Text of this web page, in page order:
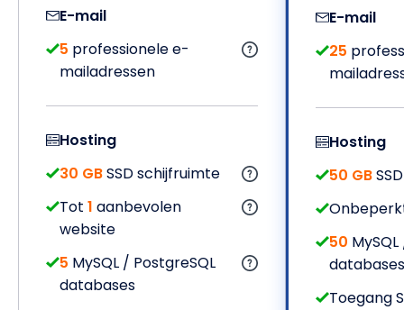
E-mail
5 professionele e-
mailadressen
Hosting
30 GBSSD schijfruimte
Tot 1 aanbevolen
website
5 MySQL / PostgreSQL
databases
E-mail
25
Hosting
50 GB
50
databases
Toegang